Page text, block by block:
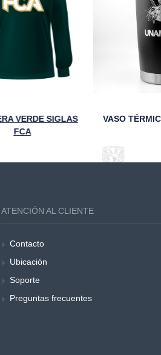
VERDE SIGLAS
FCA
ATENCIÓN AL CLIENTE
Contacto
Ubicación
Soporte
Preguntas frecuentes